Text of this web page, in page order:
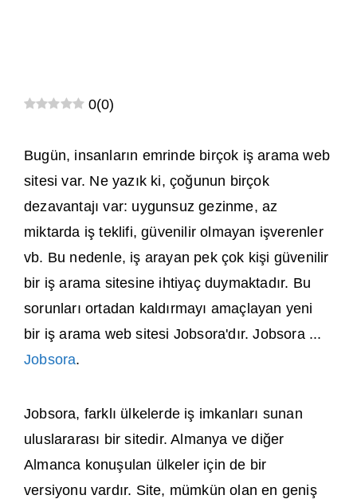
0(0)
Bugün, insanların emrinde birçok iş arama web
sitesi var. Ne yazık ki, çoğunun birçok
dezavantajı var: uygunsuz gezinme, az
miktarda iş teklifi, güvenilir olmayan işverenler
vb. Bu nedenle, iş arayan pek çok kişi güvenilir
bir iş arama sitesine ihtiyaç duymaktadır. Bu
sorunları ortadan kaldırmayı amaçlayan yeni
bir iş arama web sitesi Jobsora'dır. Jobsora ...
Jobsora.
Jobsora, farklı ülkelerde iş imkanları sunan
uluslararası bir sitedir. Almanya ve diğer
Almanca konuşulan ülkeler için de bir
versiyonu vardır. Site, mümkün olan en geniş